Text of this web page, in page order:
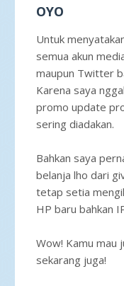
OYO
Untuk
semua akun
maupun Twitter
Karena saya
promo update
sering diadakan.
Bahkan saya
belanja lho dari
tetap setia
HP baru bahkan
Wow! Kamu mau
sekarang juga!